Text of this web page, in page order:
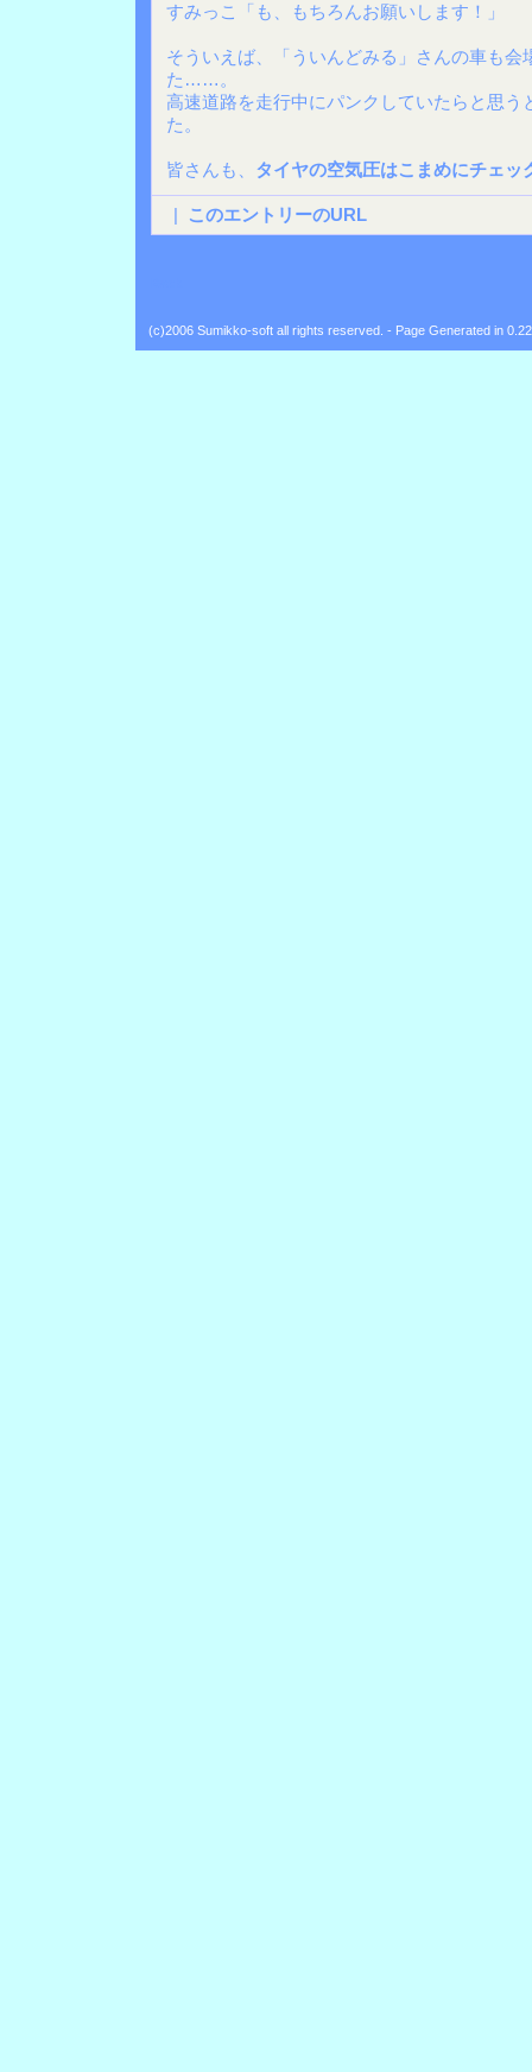
すみっこ「も、もちろんお願いします！」
そういえば、「ういんどみる」さんの車も会
た……。
高速道路を走行中にパンクしていたらと思
た。
皆さんも、 タイヤの空気圧はこまめにチェッ
| このエントリーのURL
(c)2006 Sumikko-soft all rights reserved. - Page Generated in